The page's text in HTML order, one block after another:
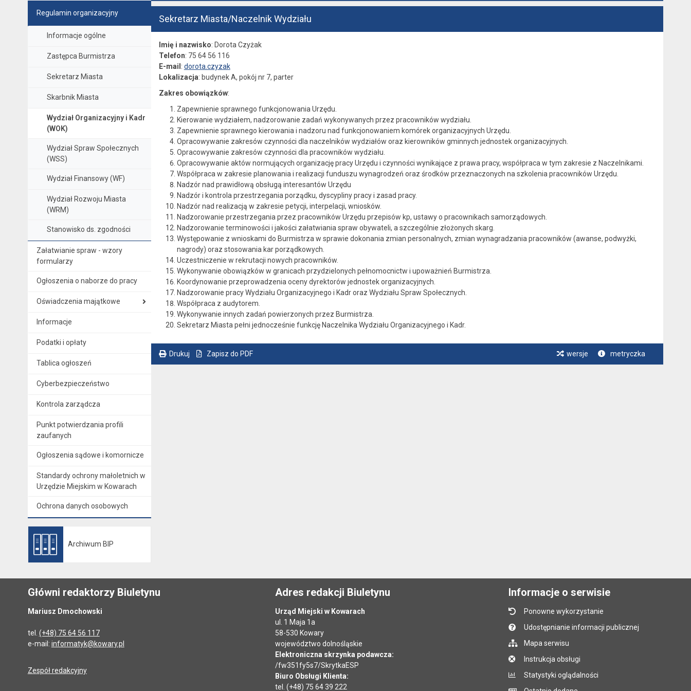
Regulamin organizacyjny
Informacje ogólne
Zastępca Burmistrza
Sekretarz Miasta
Skarbnik Miasta
Wydział Organizacyjny i Kadr
(WOK)
Wydział Spraw Społecznych
(WSS)
Wydział Finansowy (WF)
Wydział Rozwoju Miasta
(WRM)
Stanowisko ds. zgodności
Załatwianie spraw - wzory
formularzy
Ogłoszenia o naborze do pracy
Oświadczenia majątkowe
Informacje
Podatki i opłaty
Tablica ogłoszeń
Cyberbezpieczeństwo
Kontrola zarządcza
Punkt potwierdzania profili
zaufanych
Ogłoszenia sądowe i komornicze
Standardy ochrony małoletnich w
Urzędzie Miejskim w Kowarach
Ochrona danych osobowych
Archiwum BIP
Sekretarz Miasta/Naczelnik Wydziału
Imię i nazwisko: Dorota Czyżak
Telefon: 75 64 56 116
E-mail : dorota.czyzak
Lokalizacja: budynek A, pokój nr 7, parter
Zakres obowiązków:
Zapewnienie sprawnego funkcjonowania Urzędu.
Kierowanie wydziałem, nadzorowanie zadań wykonywanych przez pracowników wydziału.
Zapewnienie sprawnego kierowania i nadzoru nad funkcjonowaniem komórek organizacyjnych Urzędu.
Opracowywanie zakresów czynności dla naczelników wydziałów oraz kierowników gminnych jednostek organizacyjnych.
Opracowywanie zakresów czynności dla pracowników wydziału.
Opracowywanie aktów normujących organizację pracy Urzędu i czynności wynikające z prawa pracy, współpraca w tym zakresie z Naczelnikami.
Współpraca w zakresie planowania i realizacji funduszu wynagrodzeń oraz środków przeznaczonych na szkolenia pracowników Urzędu.
Nadzór nad prawidłową obsługą interesantów Urzędu
Nadzór i kontrola przestrzegania porządku, dyscypliny pracy i zasad pracy.
Nadzór nad realizacją w zakresie petycji, interpelacji, wniosków.
Nadzorowanie przestrzegania przez pracowników Urzędu przepisów kp, ustawy o pracownikach samorządowych.
Nadzorowanie terminowości i jakości załatwiania spraw obywateli, a szczególnie złożonych skarg.
Występowanie z wnioskami do Burmistrza w sprawie dokonania zmian personalnych, zmian wynagradzania pracowników (awanse, podwyżki,
nagrody) oraz stosowania kar porządkowych.
Uczestniczenie w rekrutacji nowych pracowników.
Wykonywanie obowiązków w granicach przydzielonych pełnomocnictw i upoważnień Burmistrza.
Koordynowanie przeprowadzenia oceny dyrektorów jednostek organizacyjnych.
Nadzorowanie pracy Wydziału Organizacyjnego i Kadr oraz Wydziału Spraw Społecznych.
Współpraca z audytorem.
Wykonywanie innych zadań powierzonych przez Burmistrza.
Sekretarz Miasta pełni jednocześnie funkcję Naczelnika Wydziału Organizacyjnego i Kadr.
Drukuj Zapisz do PDF wersje metryczka
Główni redaktorzy Biuletynu
Mariusz Dmochowski
tel. (+48) 75 64 56 117
e-mail: informatyk@kowary.pl
Zespół redakcyjny
Adres redakcji Biuletynu
Urząd Miejski w Kowarach
ul. 1 Maja 1a
58-530 Kowary
województwo dolnośląskie
Elektroniczna skrzynka podawcza:
/fw351fy5s7/SkrytkaESP
Biuro Obsługi Klienta:
tel. (+48) 75 64 39 222
Informacje o serwisie
Ponowne wykorzystanie
Udostępnianie informacji publicznej
Mapa serwisu
Instrukcja obsługi
Statystyki oglądalności